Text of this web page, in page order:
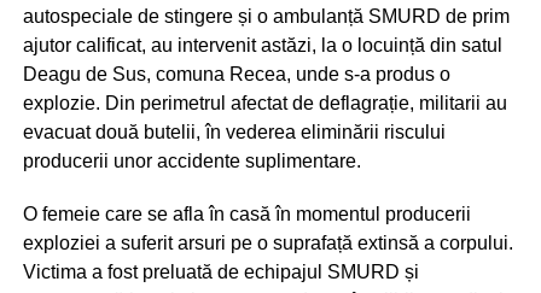
autospeciale de stingere și o ambulanță SMURD de prim
ajutor calificat, au intervenit astăzi, la o locuință din satul
Deagu de Sus, comuna Recea, unde s-a produs o
explozie. Din perimetrul afectat de deflagrație, militarii au
evacuat două butelii, în vederea eliminării riscului
producerii unor accidente suplimentare.
O femeie care se afla în casă în momentul producerii
exploziei a suferit arsuri pe o suprafață extinsă a corpului.
Victima a fost preluată de echipajul SMURD și